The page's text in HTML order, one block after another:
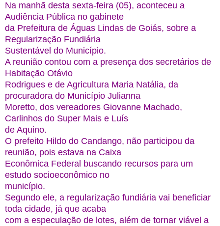
Na manhã desta sexta-feira (05), aconteceu a
Audiência Pública no gabinete
da Prefeitura de Águas Lindas de Goiás, sobre a
Regularização Fundiária
Sustentável do Município.
A reunião contou com a presença dos secretários de
Habitação Otávio
Rodrigues e de Agricultura Maria Natália, da
procuradora do Município Julianna
Moretto, dos vereadores Giovanne Machado,
Carlinhos do Super Mais e Luís
de Aquino.
O prefeito Hildo do Candango, não participou da
reunião, pois estava na Caixa
Econômica Federal buscando recursos para um
estudo socioeconômico no
município.
Segundo ele, a regularização fundiária vai beneficiar
toda cidade, já que acaba
com a especulação de lotes, além de tornar viável a